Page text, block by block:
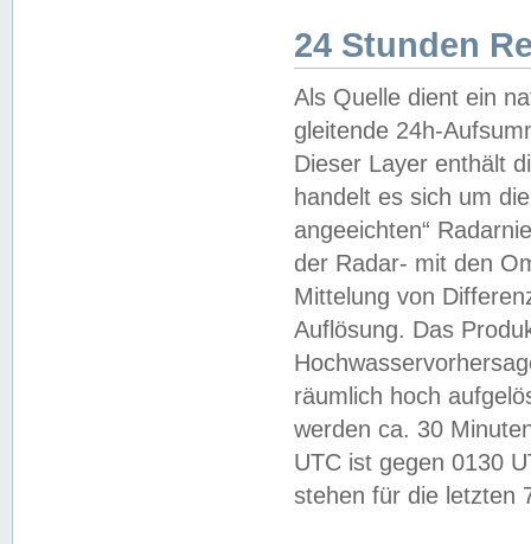
24 Stunden
Als Quelle dient ein
gleitende 24h-
Dieser Layer enthält
handelt es sich um
angeeichten“
der Radar- mit den
Mittelung von
Auflösung. Das
räumlich hoch
werden ca. 30
UTC ist gegen 0130
stehen für die letzten